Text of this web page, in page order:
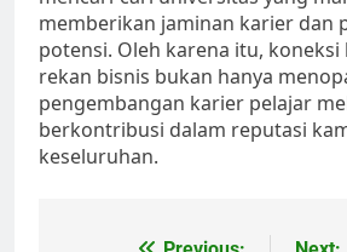
memberikan jaminan karier dan
potensi. Oleh karena itu, koneksi
rekan bisnis bukan hanya
pengembangan karier pelajar
berkontribusi dalam reputasi
keseluruhan.